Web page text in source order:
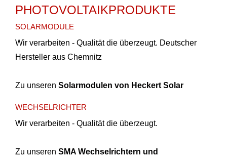
PHOTOVOLTAIKPRODUKTE
SOLARMODULE
Wir verarbeiten - Qualität die überzeugt. Deutscher
Hersteller aus Chemnitz
Zu unseren Solarmodulen von Heckert Solar
WECHSELRICHTER
Wir verarbeiten - Qualität die überzeugt.
Zu unseren SMA Wechselrichtern und